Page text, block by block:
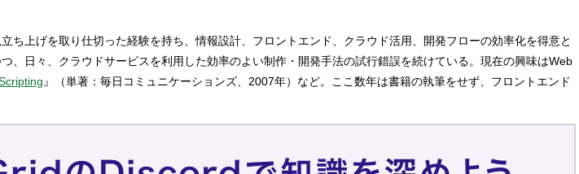
上げを取り仕切った経験を持ち、情報設計、フロントエンド、クラウド活用、開発フローの効率化を得意と
日々、クラウドサービスを利用した効率のよい制作・開発手法の試行錯誤を続けている。現在の興味はWeb
』（単著：毎日コミュニケーションズ、2007年）など。ここ数年は書籍の執筆をせず、フロントエンド